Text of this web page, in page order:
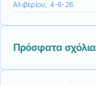
Αλιβερίου, 4-6-26.
Πρόσφατα σχόλια